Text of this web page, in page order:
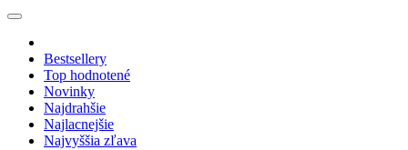
Bestsellery
Top hodnotené
Novinky
Najdrahšie
Najlacnejšie
Najvyššia zľava